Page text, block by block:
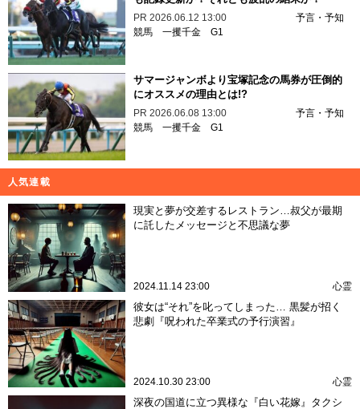
PR 2026.06.12 13:00
予言・予知
競馬 一攫千金 G1
サマージャンボより宝塚記念の馬券が圧倒的
にオススメの理由とは!?
PR 2026.06.08 13:00
予言・予知
競馬 一攫千金 G1
人気連載
現実と夢が交差するレストラン…叔父が最期
に託したメッセージと不思議な夢
2024.11.14 23:00 心霊
彼女は“それ”を叱ってしまった… 黒髪が招く
悲劇『呪われた卒業式の予行演習』
2024.10.30 23:00 心霊
深夜の国道に立つ異様な『白い花嫁』タクシ